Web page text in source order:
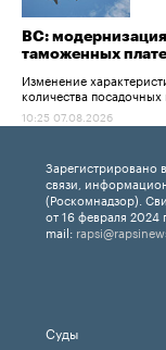
ВС:
таможенных
Изменение
количества
10:25 07.08.2026
Зарегистрировано
связи,
(Роскомнадзор).
от 16 февраля 2024
mail:
Суды